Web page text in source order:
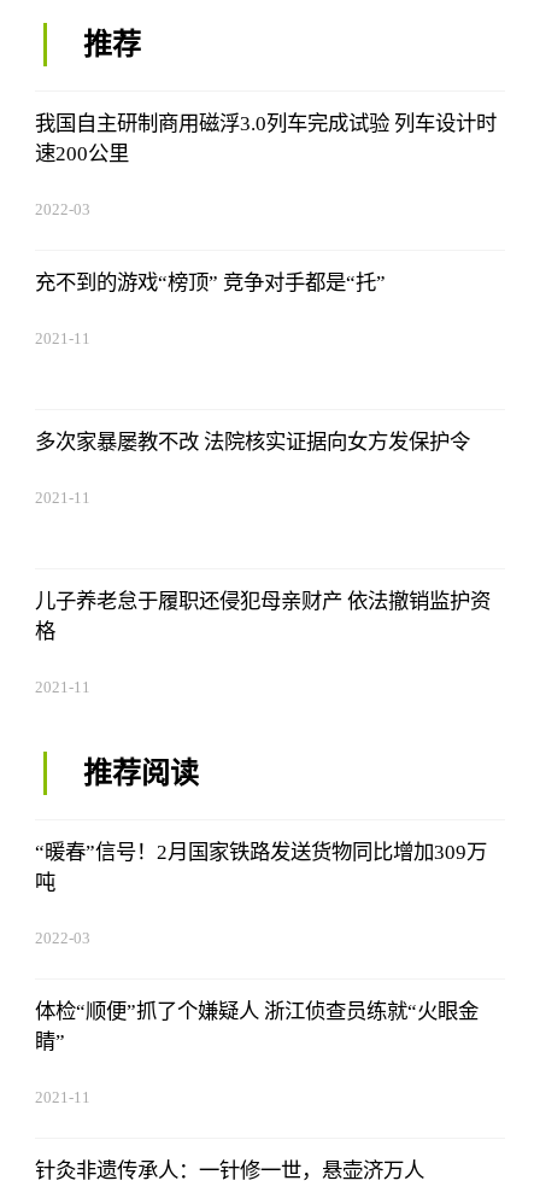
推荐
我国自主研制商用磁浮3.0列车完成试验 列车设计时
速200公里
2022-03
充不到的游戏“榜顶” 竞争对手都是“托”
2021-11
多次家暴屡教不改 法院核实证据向女方发保护令
2021-11
儿子养老怠于履职还侵犯母亲财产 依法撤销监护资
格
2021-11
推荐阅读
“暖春”信号！2月国家铁路发送货物同比增加309万
吨
2022-03
体检“顺便”抓了个嫌疑人 浙江侦查员练就“火眼金
睛”
2021-11
针灸非遗传承人：一针修一世，悬壶济万人